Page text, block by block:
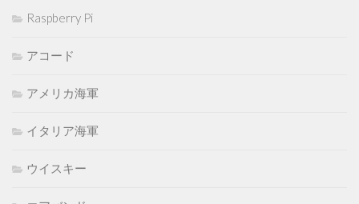
Raspberry Pi
アコード
アメリカ海軍
イタリア海軍
ウイスキー